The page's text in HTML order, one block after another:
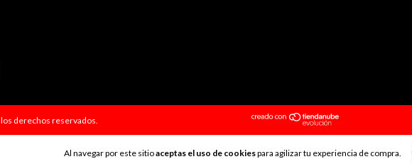
Al navegar por este sitioaceptas el uso de cookiespara agilizar tu experiencia de compra.
derechos reservados.